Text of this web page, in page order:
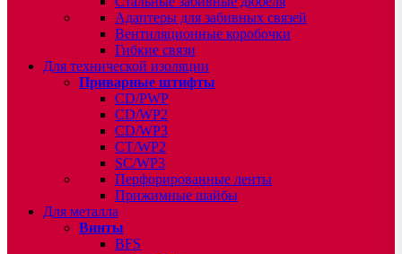
Адаптеры для забивных связей
Вентиляционные коробочки
Гибкие связи
Для технической изоляции
Приварные штифты
CD/PWP
CD/WP2
CD/WP3
CT/WP2
SC/WP3
Перфорированные ленты
Прижимные шайбы
Для металла
Винты
BFS